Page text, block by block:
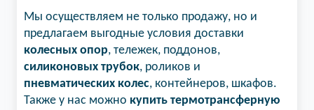
Мы осуществляем не только продажу, но и
предлагаем выгодные условия доставки
колесных опор, тележек, поддонов,
силиконовых трубок, роликов и
пневматических колес, контейнеров, шкафов.
Также у нас можно купить термотрансферную